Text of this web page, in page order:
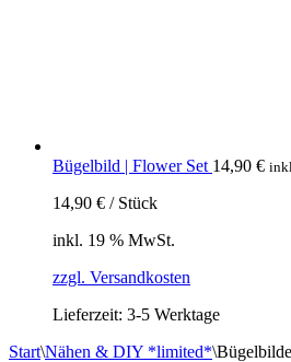
Bügelbild | Flower Set 14,90 €
14,90 € / Stück
inkl. 19 % MwSt.
zzgl. Versandkosten
Lieferzeit: 3-5 Werktage
Start\Nähen & DIY *limited*\